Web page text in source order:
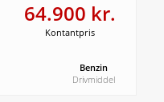
64.900 kr.
Kontantpris
Benzin
Drivmiddel